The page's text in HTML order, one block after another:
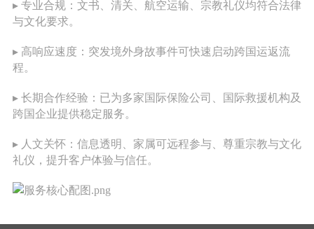
▸ 专业合规：文书、清关、航空运输、宗教礼仪均符合法律
与文化要求。
▸ 高响应速度：突发境外身故事件可快速启动跨国运返流
程。
▸ 长期合作经验：已为多家国际保险公司、国际救援机构及
跨国企业提供稳定服务。
▸ 人文关怀：信息透明、家属可远程参与、尊重宗教与文化
礼仪，提升客户体验与信任。